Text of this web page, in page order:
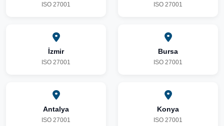
ISO 27001 ISO 27001
İzmir
ISO 27001
Bursa
ISO 27001
Antalya
ISO 27001
Konya
ISO 27001